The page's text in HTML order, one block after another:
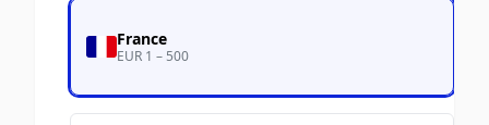
France
EUR 1 – 500